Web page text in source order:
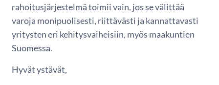
rahoitusjärjestelmä toimii vain, jos se välittää
varoja monipuolisesti, riittävästi ja kannattavasti
yritysten eri kehitysvaiheisiin, myös maakuntien
Suomessa.
Hyvät ystävät,